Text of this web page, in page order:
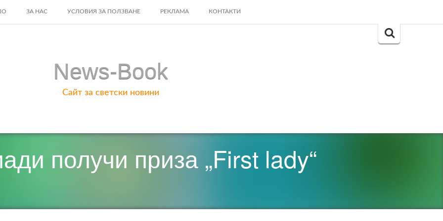
ЗА НАС УСЛОВИЯ ЗА ПОЛЗВАНЕ РЕКЛАМА КОНТАКТИ
Search
News-Book
Сайт за светски новини
получи приза „First lady“